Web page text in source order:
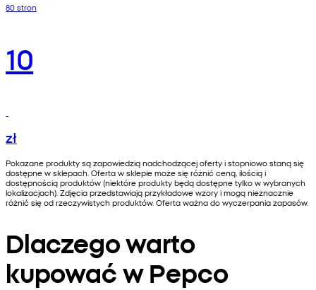
80 stron
10
zł
Pokazane produkty są zapowiedzią nadchodzącej oferty i stopniowo staną się
dostępne w sklepach. Oferta w sklepie może się różnić ceną, ilością i
dostępnością produktów (niektóre produkty będą dostępne tylko w wybranych
lokalizacjach). Zdjęcia przedstawiają przykładowe wzory i mogą nieznacznie
różnić się od rzeczywistych produktów. Oferta ważna do wyczerpania zapasów.
Dlaczego warto
kupować w Pepco